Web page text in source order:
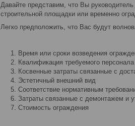
Давайте представим, что Вы
строительной площадки или временно
Легко предположить, что Вас будут
Время или сроки возведения
Квалификация требуемого персонала
Косвенные затраты связанные с
Эстетичный внешний вид
Соответствие нормативным
Затраты связанные с демонтажем и
Стоимость ограждения